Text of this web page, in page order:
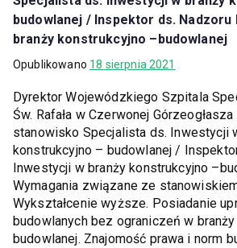
budowlanej / Inspektor ds. Nadzoru
branży konstrukcyjno –budowlanej
Opublikowano 18 sierpnia 2021
Dyrektor Wojewódzkiego Szpitala
Św. Rafała w Czerwonej
stanowisko Specjalista ds. Inwestycji
konstrukcyjno – budowlanej /
Inwestycji w branży konstrukcyjno
Wymagania związane ze
Wykształcenie wyższe. Posiadanie
budowlanych bez ograniczeń w
budowlanej. Znajomość prawa i norm